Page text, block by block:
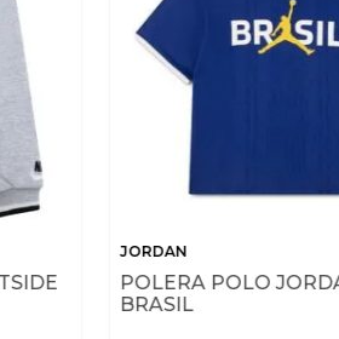
JORDAN
POLERA POLO
BRASIL